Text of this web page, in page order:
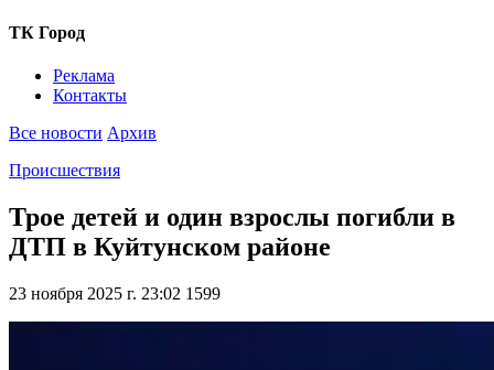
ТК Город
Реклама
Контакты
Все новости Архив
Происшествия
Трое детей и один взрослы погибли в
ДТП в Куйтунском районе
23 ноября 2025 г. 23:02 1599